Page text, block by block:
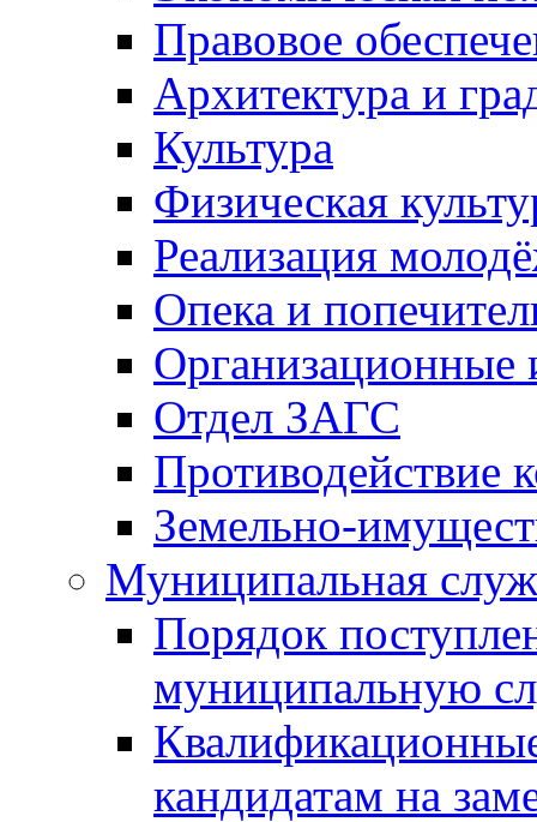
Правовое
Архитектура и
Культура
Физическая
Реализация
Опека и
Отдел ЗАГС
Противодействие
Земельно-
Муниципальная
Порядок
муниципальную
кандидатам на